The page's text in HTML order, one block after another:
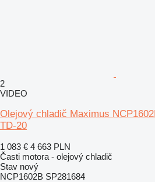
2
VIDEO
Olejový chladič Maximus
TD-20
1 083 € 4 663 PLN
Časti motora - olejový chladič
Stav nový
NCP1602B SP281684